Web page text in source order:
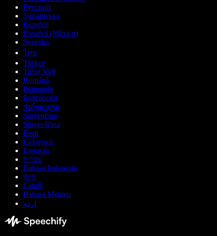
Русский
Українська
Español
Español (México)
Svenska
ไทย
Türkçe
Tiếng Việt
Română
Português
Български
ქართული
Slovenčina
Slovenščina
Eesti
Ελληνικά
Lietuvių
עברית
Bahasa Indonesia
বাংলা
Català
Bahasa Melayu
اردو